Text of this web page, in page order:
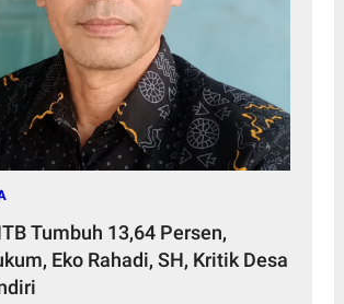
Tumbuh 13,64 Persen,
Eko Rahadi, SH, Kritik Desa